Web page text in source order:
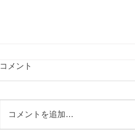
コメント
コメントを追加…